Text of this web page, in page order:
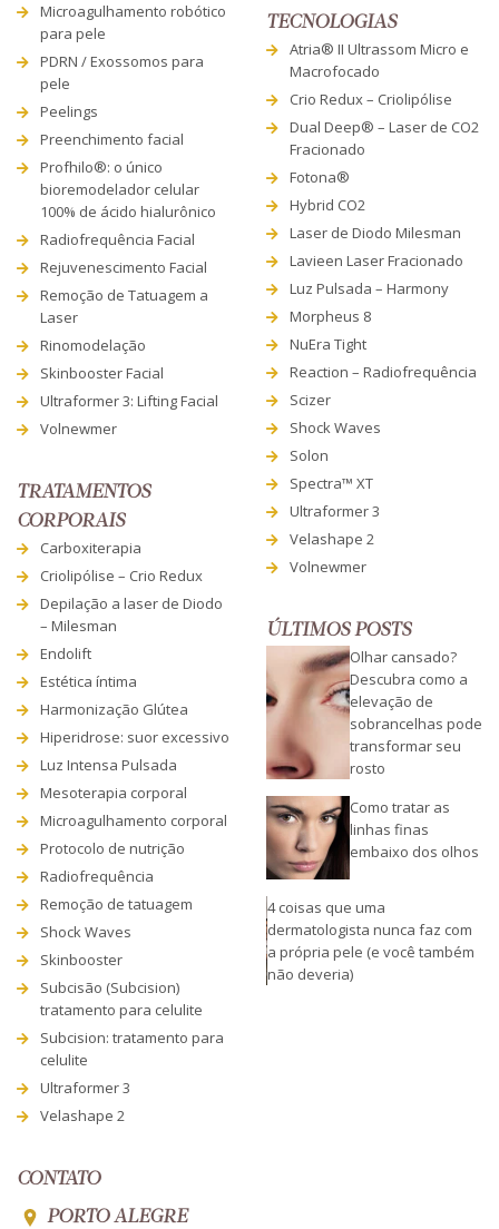
Microagulhamento robótico
para pele
PDRN / Exossomos para
pele
Peelings
Preenchimento facial
Profhilo®: o único
bioremodelador celular
100% de ácido hialurônico
Radiofrequência Facial
Rejuvenescimento Facial
Remoção de Tatuagem a
Laser
Rinomodelação
Skinbooster Facial
Ultraformer 3: Lifting Facial
Volnewmer
TRATAMENTOS
CORPORAIS
Carboxiterapia
Criolipólise – Crio Redux
Depilação a laser de Diodo
– Milesman
Endolift
Estética íntima
Harmonização Glútea
Hiperidrose: suor excessivo
Luz Intensa Pulsada
Mesoterapia corporal
Microagulhamento corporal
Protocolo de nutrição
Radiofrequência
Remoção de tatuagem
Shock Waves
Skinbooster
Subcisão (Subcision)
tratamento para celulite
Subcision: tratamento para
celulite
Ultraformer 3
Velashape 2
TECNOLOGIAS
Atria® II Ultrassom Micro e
Macrofocado
Crio Redux – Criolipólise
Dual Deep® – Laser de CO2
Fracionado
Fotona®
Hybrid CO2
Laser de Diodo Milesman
Lavieen Laser Fracionado
Luz Pulsada – Harmony
Morpheus 8
NuEra Tight
Reaction – Radiofrequência
Scizer
Shock Waves
Solon
Spectra™ XT
Ultraformer 3
Velashape 2
Volnewmer
ÚLTIMOS POSTS
Olhar cansado?
Descubra como a
elevação de
sobrancelhas pode
transformar seu
rosto
Como tratar as
linhas finas
embaixo dos olhos
4 coisas que uma
dermatologista nunca faz com
a própria pele (e você também
não deveria)
CONTATO
PORTO ALEGRE